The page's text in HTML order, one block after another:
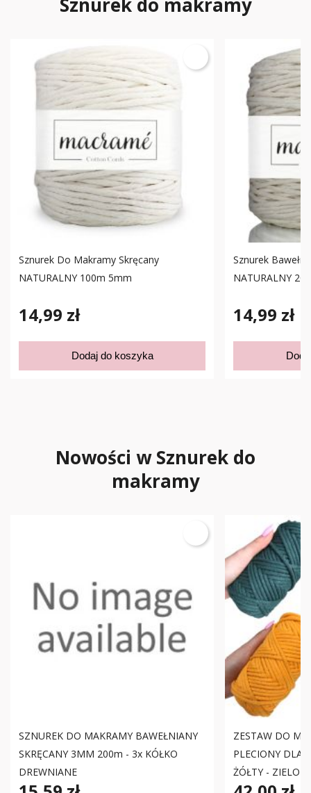
Sznurek Do Makramy Skręcany
NATURALNY 100m 5mm
14,99 zł
Dodaj do koszyka
Sznurek
NATURALNY
14,99 zł
Nowości w Sznurek do
makramy
SZNUREK DO MAKRAMY BAWEŁNIANY
SKRĘCANY 3MM 200m - 3x KÓŁKO
DREWNIANE
ZESTAW DO
PLECIONY DLA
ŻÓŁTY -